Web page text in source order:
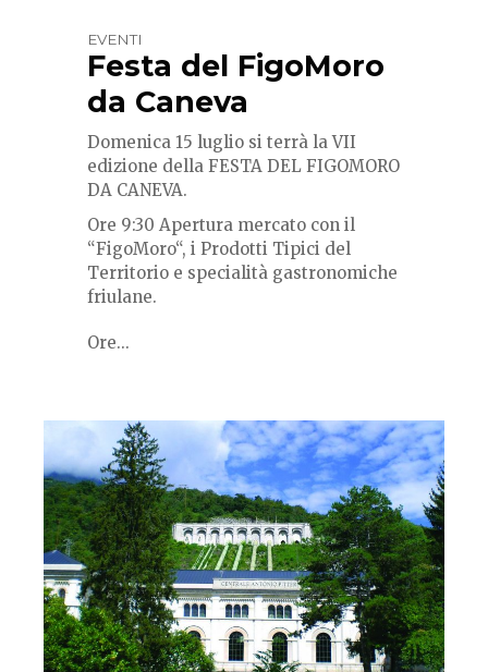
EVENTI
Festa del FigoMoro
da Caneva
Domenica 15 luglio si terrà la VII
edizione della FESTA DEL FIGOMORO
DA CANEVA.
Ore 9:30 Apertura mercato con il
“FigoMoro“, i Prodotti Tipici del
Territorio e specialità gastronomiche
friulane.
Ore...